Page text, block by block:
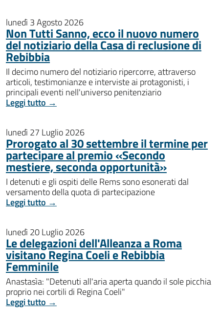
lunedì 3 Agosto 2026
Non Tutti Sanno, ecco il nuovo numero
del notiziario della Casa di reclusione di
Rebibbia
Il decimo numero del notiziario ripercorre, attraverso
articoli, testimonianze e interviste ai protagonisti, i
principali eventi nell'universo penitenziario
Leggi tutto →
lunedì 27 Luglio 2026
Prorogato al 30 settembre il termine per
partecipare al premio «Secondo
mestiere, seconda opportunità»
I detenuti e gli ospiti delle Rems sono esonerati dal
versamento della quota di partecipazione
Leggi tutto →
lunedì 20 Luglio 2026
Le delegazioni dell'Alleanza a Roma
visitano Regina Coeli e Rebibbia
Femminile
Anastasìa: "Detenuti all'aria aperta quando il sole picchia
proprio nei cortili di Regina Coeli"
Leggi tutto →